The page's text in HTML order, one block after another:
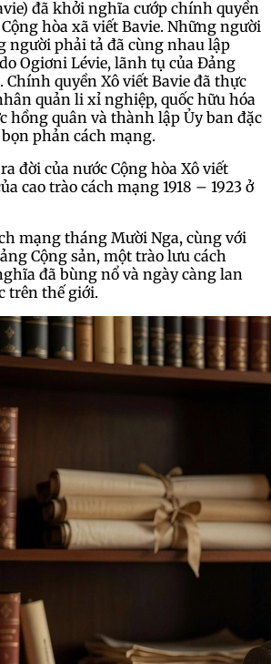
đã khởi nghĩa cướp chính quyền
hòa xã viết Bavie. Những người
người phải tả đã cùng nhau lập
Ogiơni Lévie, lãnh tụ của Đảng
Chính quyền Xô viết Bavie đã thực
quản li xỉ nghiệp, quốc hữu hóa
hồng quân và thành lập Ủy ban đặc
phản cách mạng.
đời của nước Cộng hòa Xô viết
cao trào cách mạng 1918 – 1923 ở
mạng tháng Mười Nga, cùng với
Cộng sản, một trào lưu cách
đã bùng nổ và ngày càng lan
trên thế giới.